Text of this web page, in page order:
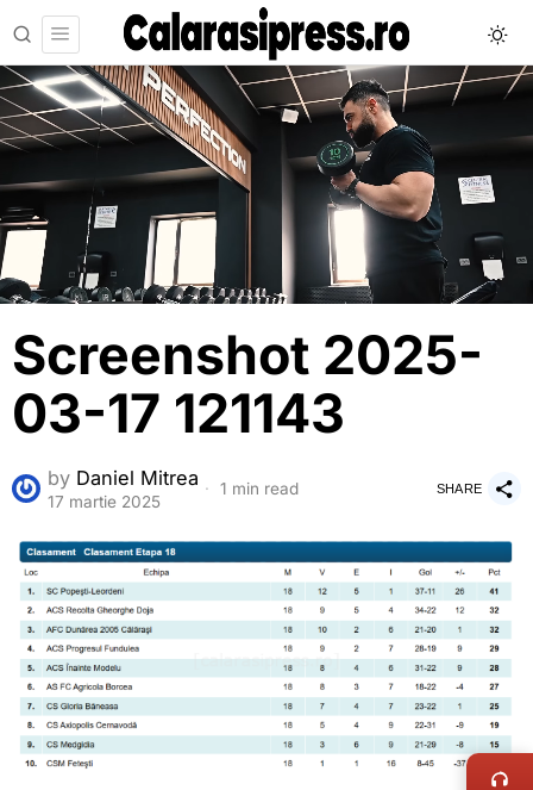
Screenshot 2025-
03-17 121143
by Daniel Mitrea
17 martie 2025
1 min read SHARE
LIVE